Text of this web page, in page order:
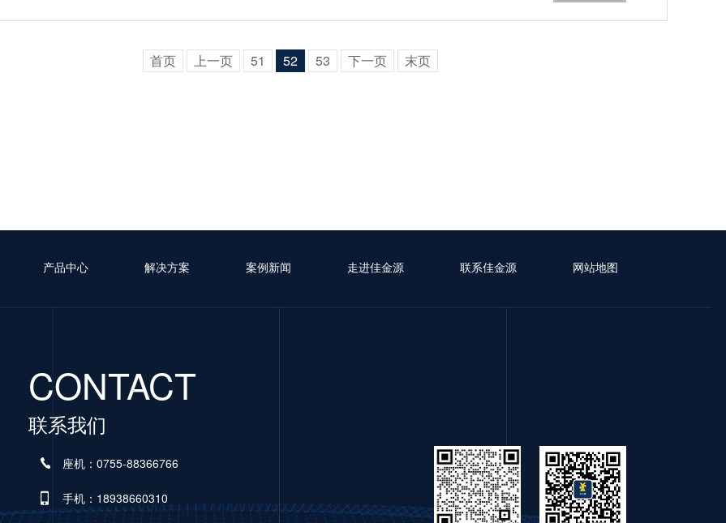
首页 上一页 51 52 53 下一页 末页
产品中心 解决方案 案例新闻 走进佳金源 联系佳金源 网站地图
CONTACT
联系我们
座机：0755-88366766
手机：18938660310